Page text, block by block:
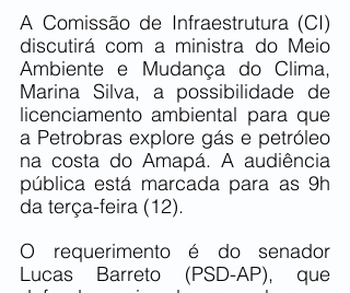
A Comissão de Infraestrutura (CI)
discutirá com a ministra do Meio
Ambiente e Mudança do Clima,
Marina Silva, a possibilidade de
licenciamento ambiental para que
a Petrobras explore gás e petróleo
na costa do Amapá. A audiência
pública está marcada para as 9h
da terça-feira (12).
O requerimento é do senador
Lucas Barreto (PSD-AP), que